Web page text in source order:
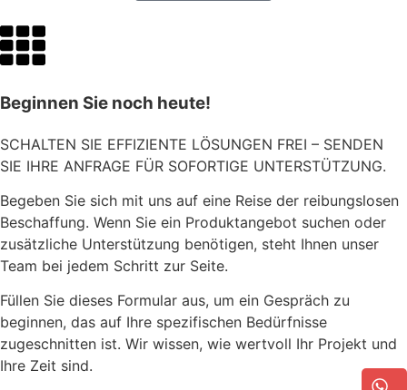
Beginnen Sie noch heute!
SCHALTEN SIE EFFIZIENTE LÖSUNGEN FREI – SENDEN
SIE IHRE ANFRAGE FÜR SOFORTIGE UNTERSTÜTZUNG.
Begeben Sie sich mit uns auf eine Reise der reibungslosen
Beschaffung. Wenn Sie ein Produktangebot suchen oder
zusätzliche Unterstützung benötigen, steht Ihnen unser
Team bei jedem Schritt zur Seite.
Füllen Sie dieses Formular aus, um ein Gespräch zu
beginnen, das auf Ihre spezifischen Bedürfnisse
zugeschnitten ist. Wir wissen, wie wertvoll Ihr Projekt und
Ihre Zeit sind.